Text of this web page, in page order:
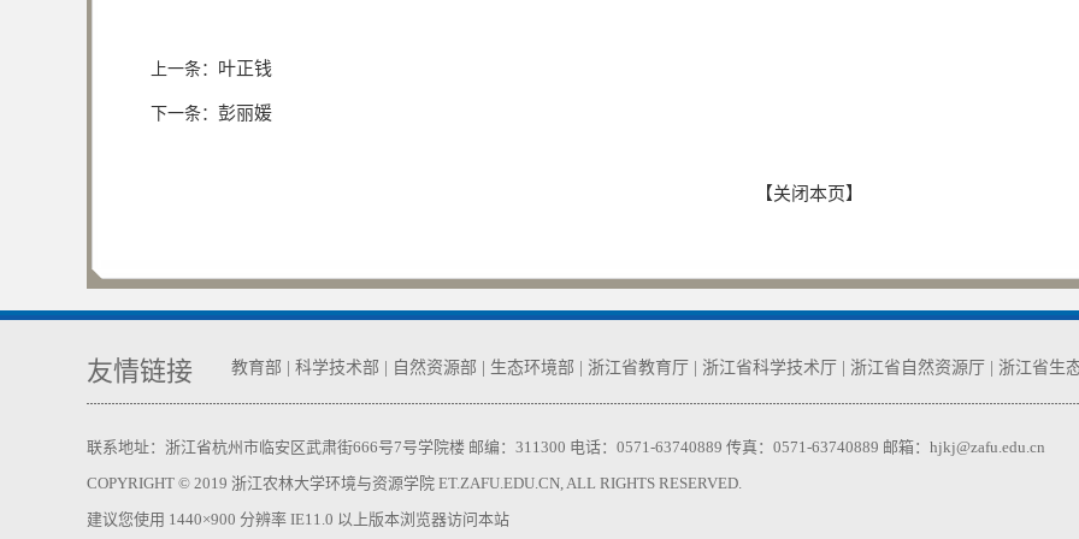
上一条： 叶正钱
下一条： 彭丽媛
【关闭本页】
友情链接 教育部 科学技术部 自然资源部 生态环境部 浙江省教育厅 浙江省科学技术厅 浙江省自然资源厅 浙江省生
联系地址：浙江省杭州市临安区武肃街666号7号学院楼 邮编：311300 电话：0571-63740889 传真：0571-63740889 邮箱：hjkj@zafu.edu.cn
COPYRIGHT © 2019 浙江农林大学环境与资源学院 ET.ZAFU.EDU.CN, ALL RIGHTS RESERVED.
建议您使用 1440×900 分辨率 IE11.0 以上版本浏览器访问本站